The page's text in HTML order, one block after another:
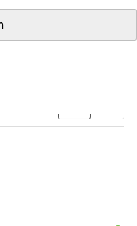
Produkt MSL